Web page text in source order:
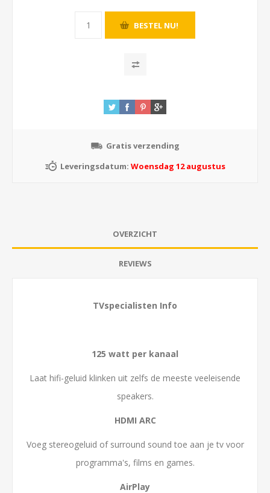
Gratis verzending
Leveringsdatum: Woensdag 12 augustus
OVERZICHT
REVIEWS
TVspecialisten Info
125 watt per kanaal
Laat hifi-geluid klinken uit zelfs de meeste veeleisende
speakers.
HDMI ARC
Voeg stereogeluid of surround sound toe aan je tv voor
programma's, films en games.
AirPlay